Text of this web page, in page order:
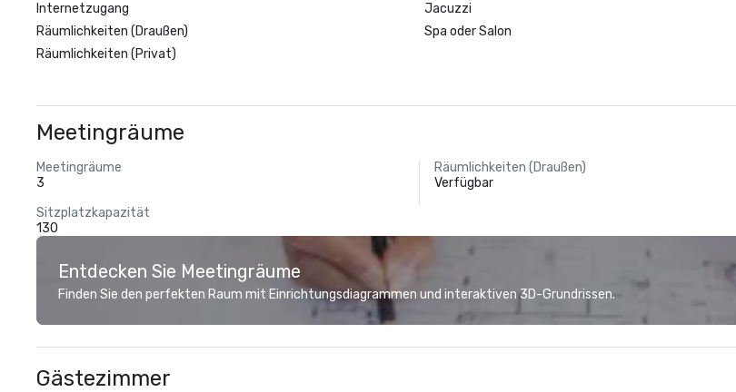
Internetzugang
Räumlichkeiten (Draußen)
Räumlichkeiten (Privat)
Jacuzzi
Spa oder Salon
Meetingräume
Meetingräume
3
Räumlichkeiten (Draußen)
Verfügbar
Sitzplatzkapazität
130
Entdecken Sie Meetingräume
Finden Sie den perfekten Raum mit Einrichtungsdiagrammen und interaktiven 3D-Grundrissen.
Gästezimmer